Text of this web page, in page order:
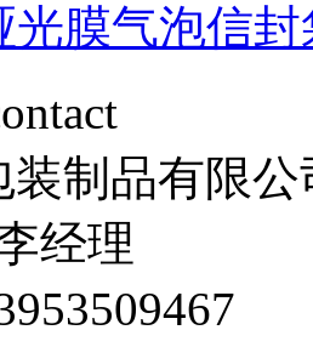
光膜气泡信封
装制品有限公
经理